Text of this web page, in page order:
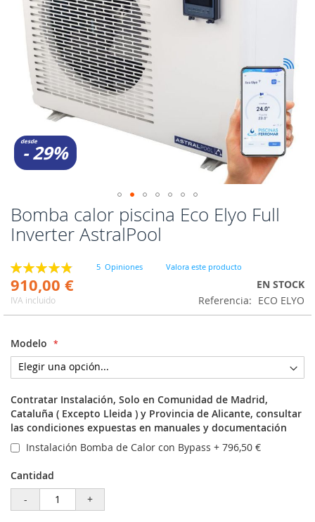
Bomba calor piscina Eco Elyo Full
Inverter AstralPool
Valoración:
98
% of100
5 Opiniones Valora este producto
Special
Price
910,00 €
IVA incluido
EN STOCK
Referencia
ECO ELYO
Modelo
Contratar Instalación, Solo en Comunidad de Madrid,
Cataluña ( Excepto Lleida ) y Provincia de Alicante, consultar
las condiciones expuestas en manuales y documentación
Instalación Bomba de Calor con Bypass + 796,50 €
Cantidad
-
+
desde
- 29%
Saltar
al
comienzo
la
galería
de